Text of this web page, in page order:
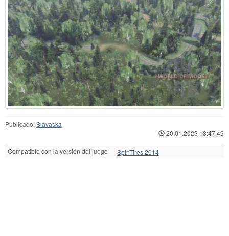
Publicado:Slavaska
20.01.2023 18:47:49
Compatible con la versión del juego SpinTires 2014